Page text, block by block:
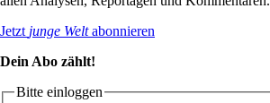
Jetzt junge Weltabonnieren
Dein Abo zählt!
Bitte einloggen